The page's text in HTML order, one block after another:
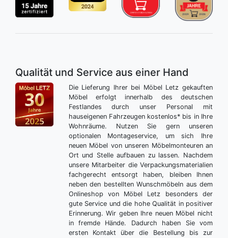
Qualität und Service aus einer Hand
Die Lieferung Ihrer bei Möbel Letz gekauften
Möbel erfolgt innerhalb des deutschen
Festlandes durch unser Personal mit
hauseigenen Fahrzeugen kostenlos* bis in Ihre
Wohnräume. Nutzen Sie gern unseren
optionalen Montageservice, um sich Ihre
neuen Möbel von unseren Möbelmonteuren an
Ort und Stelle aufbauen zu lassen. Nachdem
unsere Mitarbeiter die Verpackungsmaterialien
fachgerecht entsorgt haben, bleiben Ihnen
neben den bestellten Wunschmöbeln aus dem
Onlineshop von Möbel Letz besonders der
gute Service und die hohe Qualität in positiver
Erinnerung. Wir geben Ihre neuen Möbel nicht
in fremde Hände. Dadurch haben Sie vom
ersten Kontakt über die Bestellung bis zur